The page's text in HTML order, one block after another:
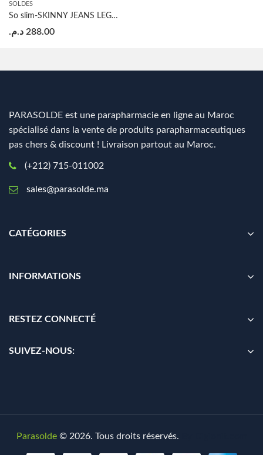
SOLDES
So slim-SKINNY JEANS LEGGINGS AMINCISSANT ACHETE=1 OFFERT
288.00 د.م.
PARASOLDE est une parapharmacie en ligne au Maroc
spécialisé dans la vente de produits parapharmaceutiques
pas chers & discount ! Livraison partout au Maroc.
(+212) 715-011002
sales@parasolde.ma
CATÉGORIES
INFORMATIONS
RESTEZ CONNECTÉ
SUIVEZ-NOUS:
Parasolde© 2026. Tous droits réservés.